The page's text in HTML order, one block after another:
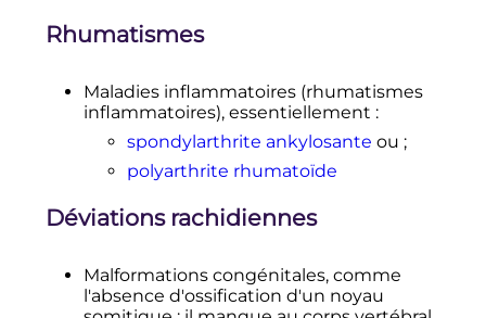
Rhumatismes
Maladies inflammatoires (rhumatismes
inflammatoires), essentiellement :
spondylarthrite ankylosante ou ;
polyarthrite rhumatoïde
Déviations rachidiennes
Malformations congénitales, comme
l'absence d'ossification d'un noyau